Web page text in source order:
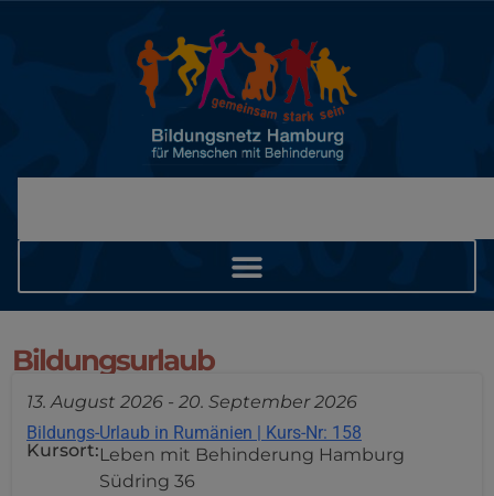
Bildungsurlaub
13. August 2026 - 20. September 2026
Bildungs-Urlaub in Rumänien | Kurs-Nr: 158
Kursort:Leben mit Behinderung Hamburg
Südring 36